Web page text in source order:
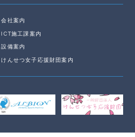
会社案内
ICT施工課案内
設備案内
けんせつ女子応援財団案内